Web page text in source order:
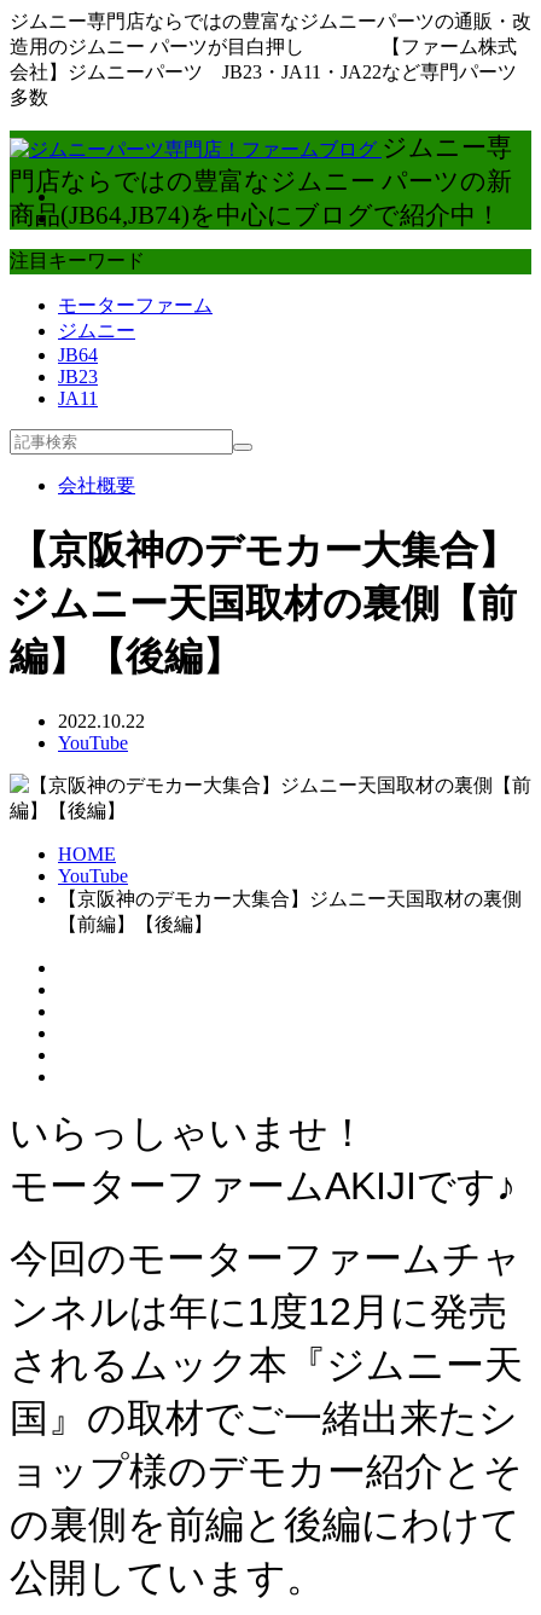
ジムニー専門店ならではの豊富なジムニーパーツの通販・改
造用のジムニー パーツが目白押し 【ファーム株式
会社】ジムニーパーツ JB23・JA11・JA22など専門パーツ
多数
ジムニー専
門店ならではの豊富なジムニー パーツの新
商品(JB64,JB74)を中心にブログで紹介中！
注目キーワード
モーターファーム
ジムニー
JB64
JB23
JA11
会社概要
【京阪神のデモカー大集合】
ジムニー天国取材の裏側【前
編】【後編】
2022.10.22
YouTube
HOME
YouTube
【京阪神のデモカー大集合】ジムニー天国取材の裏側
【前編】【後編】
いらっしゃいませ！
モーターファームAKIJIです♪
今回のモーターファームチャ
ンネルは年に1度12月に発売
されるムック本『ジムニー天
国』の取材でご一緒出来たシ
ョップ様のデモカー紹介とそ
の裏側を前編と後編にわけて
公開しています。